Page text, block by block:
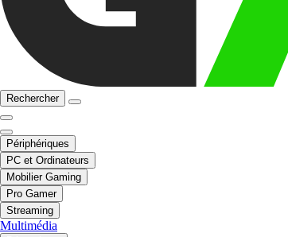
Rechercher
Périphériques
PC et Ordinateurs
Mobilier Gaming
Pro Gamer
Streaming
Multimédia